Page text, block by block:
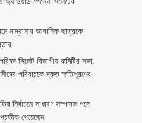
মাদ্রাসার আবাসিক ছাত্রকে
সিলেট বিভাগীয় কমিটির সভা:
পরিবারকে দ্রুত ক্ষতিপূরণের
নির্বাচনে সাধারণ সম্পাদক পদে
পেয়েছেন